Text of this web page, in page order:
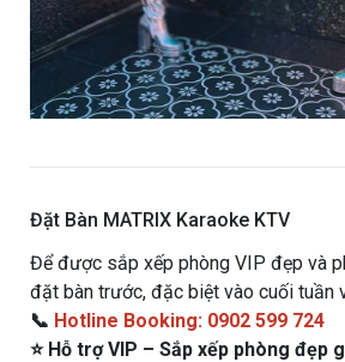
Đặt Bàn MATRIX Karaoke KTV
Để được sắp xếp phòng VIP đẹp và
đặt bàn trước, đặc biệt vào cuối tuần
📞 Hotline Booking: 0902 599 724
⭐ Hỗ trợ VIP – Sắp xếp phòng đẹp